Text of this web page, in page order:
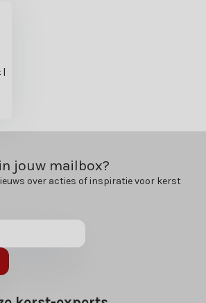
in jouw mailbox?
over acties of inspiratie voor kerst